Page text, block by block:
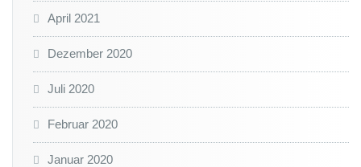
April 2021
Dezember 2020
Juli 2020
Februar 2020
Januar 2020